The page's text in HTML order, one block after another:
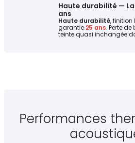
Haute durabilité —
ans
Haute durabilité,
garantie 25 ans. Perte
teinte quasi inchangée
Performances